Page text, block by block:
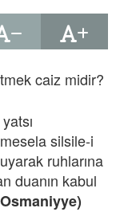
caiz midir?
silsile-i
ruhlarına
duanın kabul